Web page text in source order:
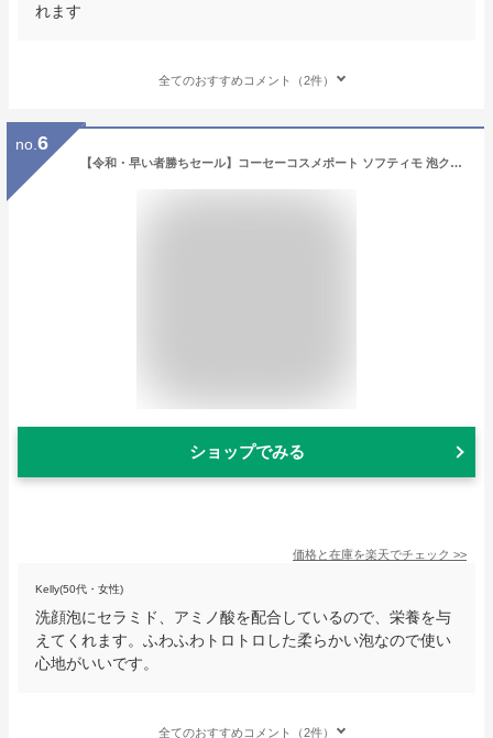
れます
全てのおすすめコメント（2件）
no. 6
【令和・早い者勝ちセール】コーセーコスメポート ソフティモ 泡クレンジングウォッシュ セラミド 本体 200ml
ショップでみる
価格と在庫を楽天でチェック >>
Kelly(50代・女性)
洗顔泡にセラミド、アミノ酸を配合しているので、栄養を与
えてくれます。ふわふわトロトロした柔らかい泡なので使い
心地がいいです。
全てのおすすめコメント（2件）